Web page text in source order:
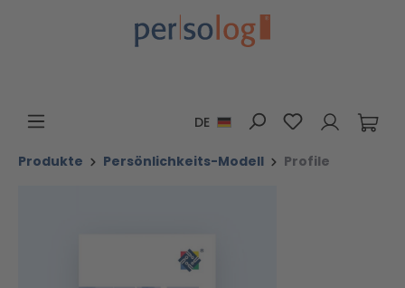
Zum Hauptinhalt springen
DE Du hast 0
Produkte Persönlichkeits-Modell
Profile